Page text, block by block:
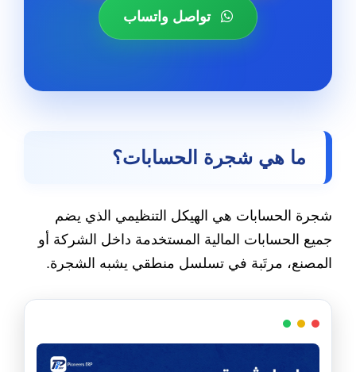
تواصل واتساب
ما هي شجرة الحسابات؟
شجرة الحسابات هي الهيكل التنظيمي الذي يضم
جميع الحسابات المالية المستخدمة داخل الشركة أو
المصنع، مرتَبة في تسلسل منطقي يشبه الشجرة.